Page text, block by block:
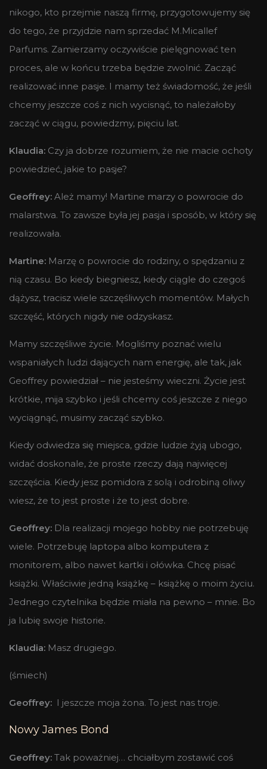
nikogo, kto przejmie naszą firmę, przygotowujemy się
do tego, że przyjdzie nam sprzedać M.Micallef
Parfums. Zamierzamy oczywiście pielęgnować ten
proces, ale w końcu trzeba będzie zwolnić. Zacząć
realizować inne pasje. I mamy też świadomość, że jeśli
chcemy jeszcze coś z nich wycisnąć, to należałoby
zacząć w ciągu, powiedzmy, pięciu lat.
Klaudia: Czy ja dobrze rozumiem, że nie macie ochoty
powiedzieć, jakie to pasje?
Geoffrey: Ależ mamy! Martine marzy o powrocie do
malarstwa. To zawsze była jej pasja i sposób, w który się
realizowała.
Martine: Marzę o powrocie do rodziny, o spędzaniu z
nią czasu. Bo kiedy biegniesz, kiedy ciągle do czegoś
dążysz, tracisz wiele szczęśliwych momentów. Małych
szczęść, których nigdy nie odzyskasz.
Mamy szczęśliwe życie. Mogliśmy poznać wielu
wspaniałych ludzi dających nam energię, ale tak, jak
Geoffrey powiedział – nie jesteśmy wieczni. Życie jest
krótkie, mija szybko i jeśli chcemy coś jeszcze z niego
wyciągnąć, musimy zacząć szybko.
Kiedy odwiedza się miejsca, gdzie ludzie żyją ubogo,
widać doskonale, że proste rzeczy dają najwięcej
szczęścia. Kiedy jesz pomidora z solą i odrobiną oliwy
wiesz, że to jest proste i że to jest dobre.
Geoffrey: Dla realizacji mojego hobby nie potrzebuję
wiele. Potrzebuję laptopa albo komputera z
monitorem, albo nawet kartki i ołówka. Chcę pisać
książki. Właściwie jedną książkę – książkę o moim życiu.
Jednego czytelnika będzie miała na pewno – mnie. Bo
ja lubię swoje historie.
Klaudia: Masz drugiego.
(śmiech)
Geoffrey: I jeszcze moja żona. To jest nas troje.
Nowy James Bond
Geoffrey: Tak poważniej… chciałbym zostawić coś